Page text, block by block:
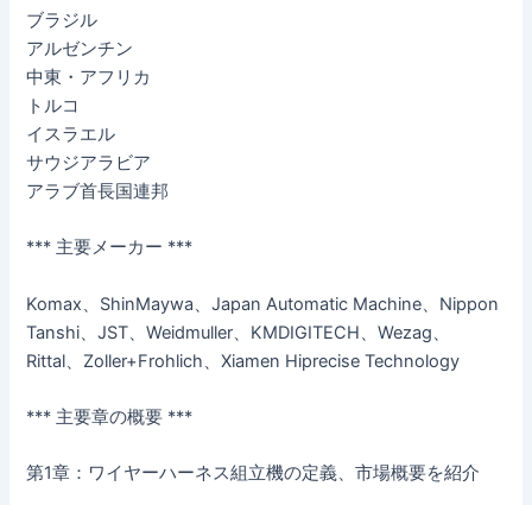
ブラジル
アルゼンチン
中東・アフリカ
トルコ
イスラエル
サウジアラビア
アラブ首長国連邦
*** 主要メーカー ***
Komax、ShinMaywa、Japan Automatic Machine、Nippon
Tanshi、JST、Weidmuller、KMDIGITECH、Wezag、
Rittal、Zoller+Frohlich、Xiamen Hiprecise Technology
*** 主要章の概要 ***
第1章：ワイヤーハーネス組立機の定義、市場概要を紹介